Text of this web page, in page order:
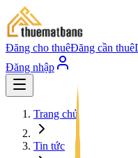
Đăng cho thuêĐăng cần thuê
Đăng nhập
Trang chủ
Tin tức